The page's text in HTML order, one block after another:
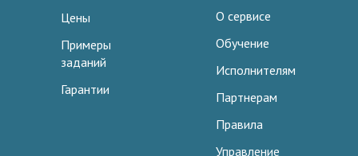
Цены
Примеры
заданий
Гарантии
О сервисе
Обучение
Исполнителям
Партнерам
Правила
Управление